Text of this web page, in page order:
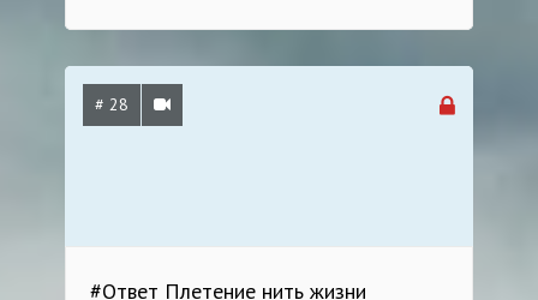
# 28
#Ответ Плетение нить жизни